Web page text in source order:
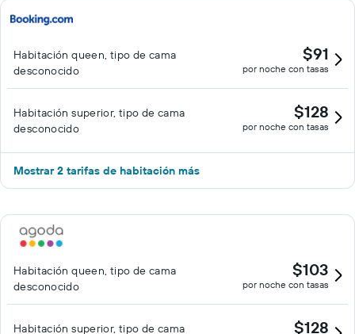
Habitación queen, tipo de cama
desconocido
$91
por noche con tasas
Habitación superior, tipo de cama
desconocido
$128
por noche con tasas
Mostrar 2 tarifas de habitación más
Habitación queen, tipo de cama
desconocido
$103
por noche con tasas
Habitación superior, tipo de cama
$128